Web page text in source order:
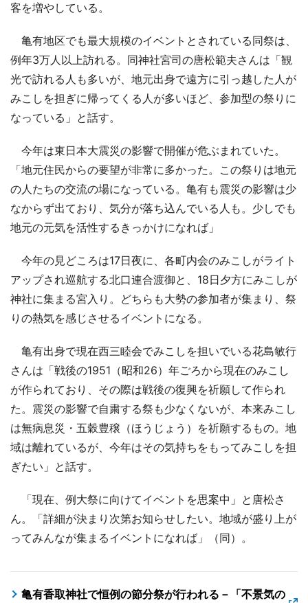
客を増やしている。
亀有地区でも最大規模のイベントとされている同祭は、
例年3万人以上訪れる。同神社宮司の唐松範夫さんは「観
光で訪れる人も多いが、地元出身で遠方に引っ越した人が
みこしを担ぎに帰ってくる人が多いほど、参加型の祭りに
なっている」と話す。
今年は東日本大震災の影響で開催が危ぶまれていた。
「地元住民からの要望が非常に多かった。この祭りは地元
の人たちの交流の場になっている。亀有も震災の影響は少
なからず出ており、気分が落ち込んでいる人も。少しでも
地元の元気を活性するきっかけになれば」
今年の見どころは17日夜に、各町内会のみこしがライト
アップされ巡航する北口連合渡御と、18日夕方にみこしが
神社に集まる宮入り。どちらも大勢の参加者が集まり、祭
りの熱気を感じさせるイベントになる。
亀有出身で現在西三睦会でみこしを担いでいる花島敏行
さんは「戦後の1951（昭和26）年ごろから現在のみこし
が作られており、その際は戦後の復興を祈願して作られ
た。震災の影響で自粛する祭も少なくないが、本来みこし
は無病息災・五穀豊穣（ほうじょう）を祈願するもの。地
域は離れているが、今年はその気持ちをもってみこしを担
ぎたい」と話す。
「現在、例大祭に向けてイベントを思案中」と唐松さ
ん。「詳細が決まり次第お知らせしたい。地域が盛り上が
ってみんなが集まるイベントになれば」（同）。
亀有香取神社で恒例の節分祭が行われる－「不景気の